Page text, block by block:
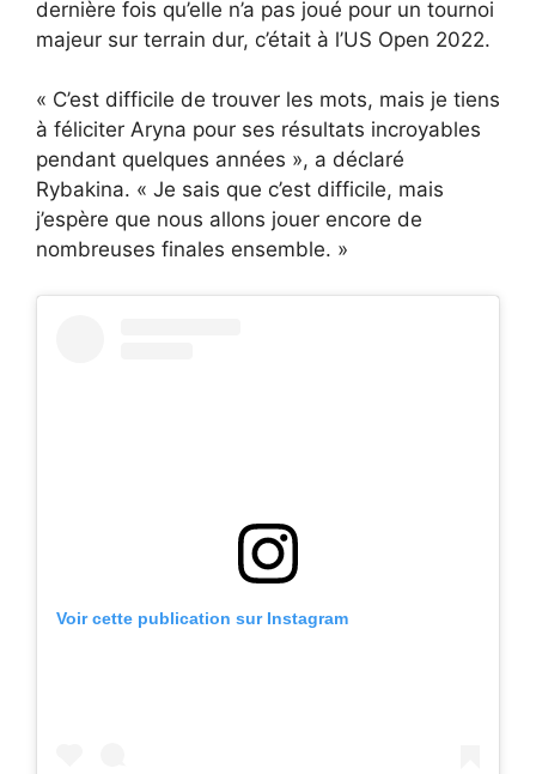
dernière fois qu’elle n’a pas joué pour un tournoi
majeur sur terrain dur, c’était à l’US Open 2022.
« C’est difficile de trouver les mots, mais je tiens
à féliciter Aryna pour ses résultats incroyables
pendant quelques années », a déclaré
Rybakina. « Je sais que c’est difficile, mais
j’espère que nous allons jouer encore de
nombreuses finales ensemble. »
Voir cette publication sur Instagram